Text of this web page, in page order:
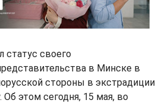
статус своего
в Минске в
стороны в экстрадиции
этом сегодня, 15 мая, во